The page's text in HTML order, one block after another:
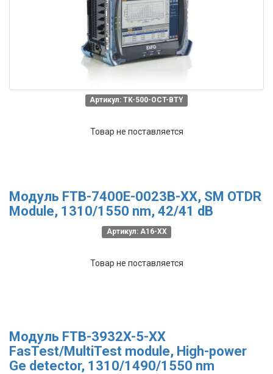
Артикул: TK-500-OCT-BTY
Товар не поставляется
Модуль FTB-7400E-0023B-XX, SM OTDR
Module, 1310/1550 nm, 42/41 dB
Артикул: A16-XX
Товар не поставляется
Модуль FTB-3932X-5-XX
FasTest/MultiTest module, High-power
Ge detector, 1310/1490/1550 nm